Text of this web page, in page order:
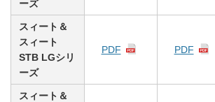
ーズ
スィート＆
スィート
STB LGシリ
ーズ
PDF PDF
スィート＆